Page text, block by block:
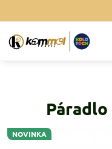
NOVINKA